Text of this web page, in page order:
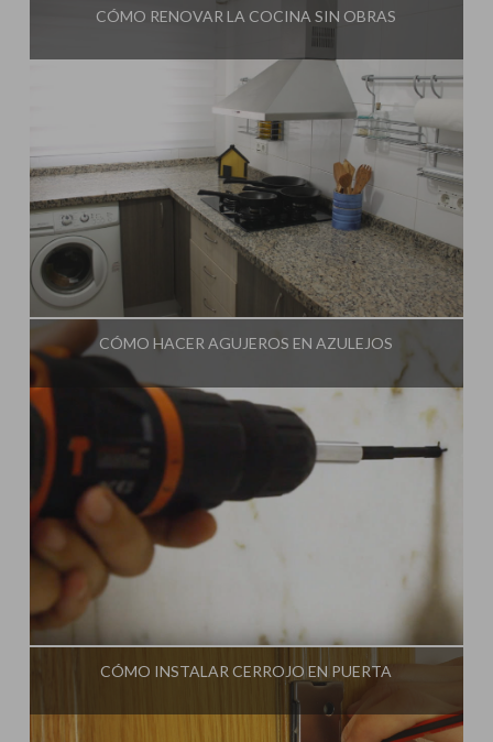
CÓMO RENOVAR LA COCINA SIN OBRAS
Influencer: Una Casa Diferente
CÓMO HACER AGUJEROS EN AZULEJOS
CÓMO INSTALAR CERROJO EN PUERTA